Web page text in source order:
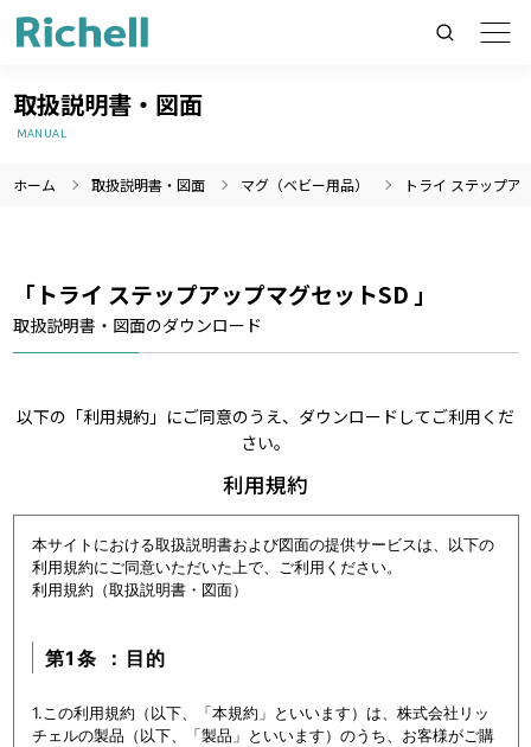
製品情報のみを検索
取扱説明書・図面
MANUAL
ホーム 取扱説明書・図面 マグ（ベビー用品） トライ ステップア
「トライ ステップアップマグセットSD 」
取扱説明書・図面のダウンロード
以下の「利用規約」にご同意のうえ、ダウンロードしてご利用くだ
さい。
利用規約
本サイトにおける取扱説明書および図面の提供サービスは、以下の
利用規約にご同意いただいた上で、ご利用ください。
利用規約（取扱説明書・図面）
第1条 ：目的
1.この利用規約（以下、「本規約」といいます）は、株式会社リッ
チェルの製品（以下、「製品」といいます）のうち、お客様がご購